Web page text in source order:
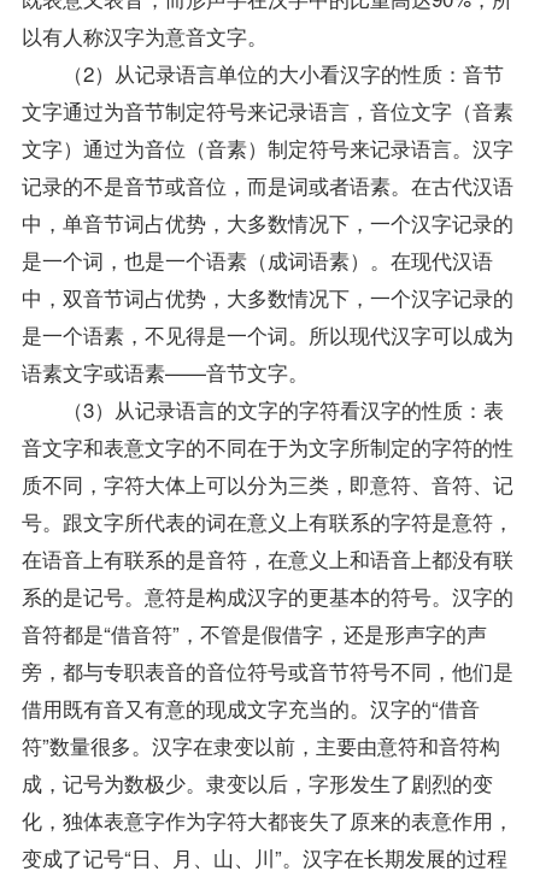
以有人称汉字为意音文字。
（2）从记录语言单位的大小看汉字的性质：音节
文字通过为音节制定符号来记录语言，音位文字（音素
文字）通过为音位（音素）制定符号来记录语言。汉字
记录的不是音节或音位，而是词或者语素。在古代汉语
中，单音节词占优势，大多数情况下，一个汉字记录的
是一个词，也是一个语素（成词语素）。在现代汉语
中，双音节词占优势，大多数情况下，一个汉字记录的
是一个语素，不见得是一个词。所以现代汉字可以成为
语素文字或语素——音节文字。
（3）从记录语言的文字的字符看汉字的性质：表
音文字和表意文字的不同在于为文字所制定的字符的性
质不同，字符大体上可以分为三类，即意符、音符、记
号。跟文字所代表的词在意义上有联系的字符是意符，
在语音上有联系的是音符，在意义上和语音上都没有联
系的是记号。意符是构成汉字的更基本的符号。汉字的
音符都是“借音符”，不管是假借字，还是形声字的声
旁，都与专职表音的音位符号或音节符号不同，他们是
借用既有音又有意的现成文字充当的。汉字的“借音
符”数量很多。汉字在隶变以前，主要由意符和音符构
成，记号为数极少。隶变以后，字形发生了剧烈的变
化，独体表意字作为字符大都丧失了原来的表意作用，
变成了记号“日、月、山、川”。汉字在长期发展的过程